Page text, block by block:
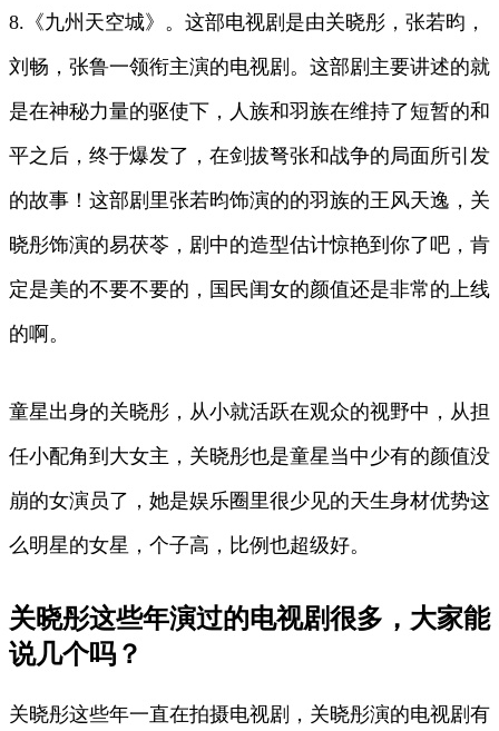
8.《九州天空城》。这部电视剧是由关晓彤，张若昀，
刘畅，张鲁一领衔主演的电视剧。这部剧主要讲述的就
是在神秘力量的驱使下，人族和羽族在维持了短暂的和
平之后，终于爆发了，在剑拔弩张和战争的局面所引发
的故事！这部剧里张若昀饰演的的羽族的王风天逸，关
晓彤饰演的易茯苓，剧中的造型估计惊艳到你了吧，肯
定是美的不要不要的，国民闺女的颜值还是非常的上线
的啊。
童星出身的关晓彤，从小就活跃在观众的视野中，从担
任小配角到大女主，关晓彤也是童星当中少有的颜值没
崩的女演员了，她是娱乐圈里很少见的天生身材优势这
么明星的女星，个子高，比例也超级好。
关晓彤这些年演过的电视剧很多，大家能
说几个吗？
关晓彤这些年一直在拍摄电视剧，关晓彤演的电视剧有